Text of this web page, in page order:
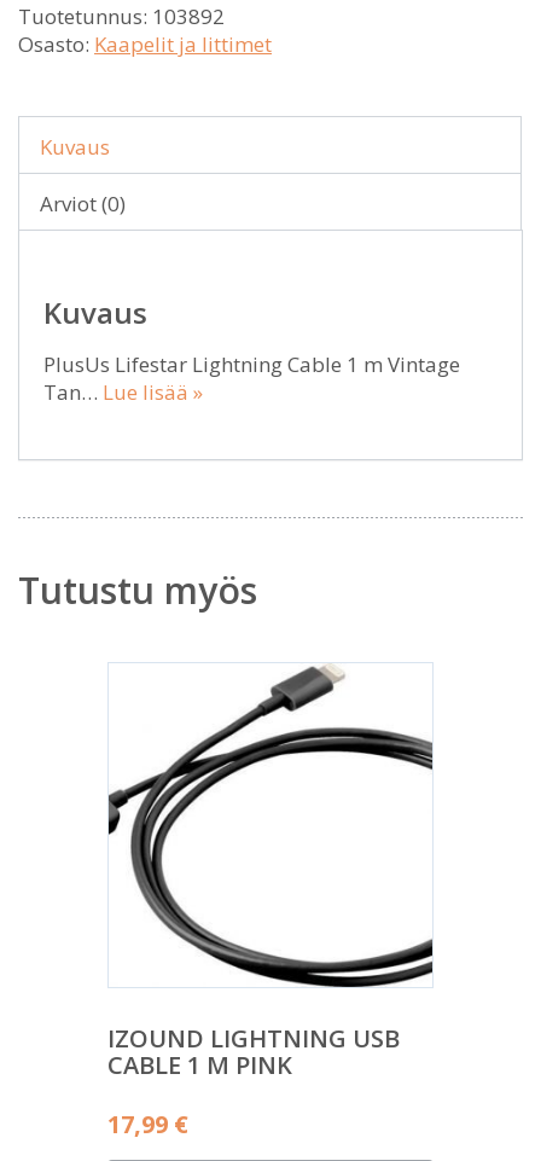
Tuotetunnus: 103892
Osasto: Kaapelit ja littimet
Kuvaus
Arviot (0)
Kuvaus
PlusUs Lifestar Lightning Cable 1 m Vintage
Tan… Lue lisää »
Tutustu myös
IZOUND LIGHTNING USB
CABLE 1 M PINK
17,99 €